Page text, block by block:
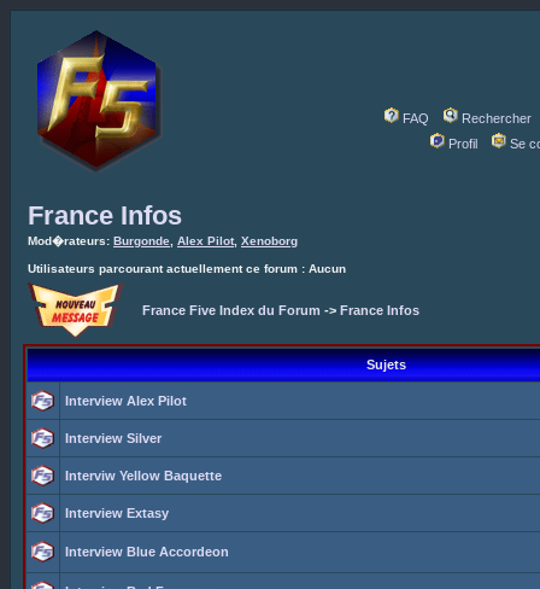
FAQ
Rechercher
Profil
Se
France Infos
Mod�rateurs: Burgonde Alex Pilot, Xenoborg
Utilisateurs parcourant actuellement ce forum : Aucun
France Five Index du Forum -> France Infos
Sujets
Interview Alex Pilot
Interview Silver
Interviw Yellow Baquette
Interview Extasy
Interview Blue Accordeon